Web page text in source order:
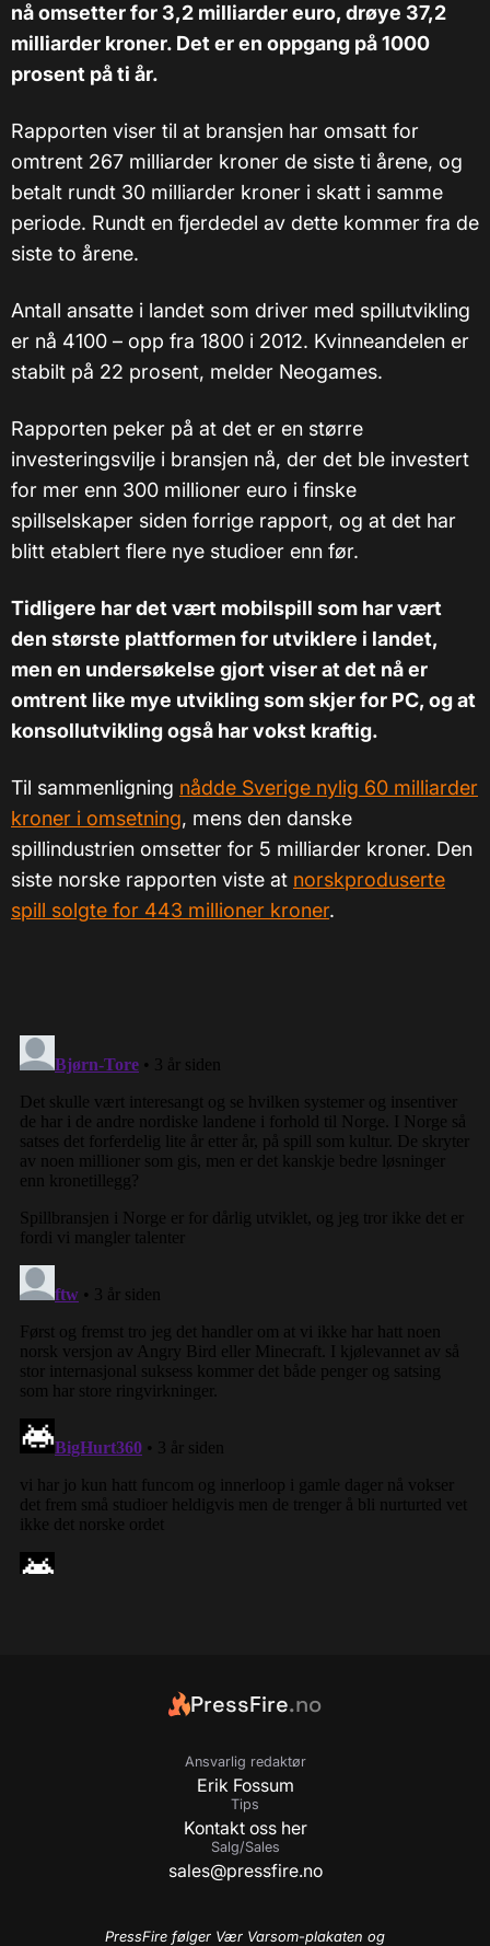
nå omsetter for 3,2 milliarder euro, drøye 37,2
milliarder kroner. Det er en oppgang på 1000
prosent på ti år.
Rapporten viser til at bransjen har omsatt for
omtrent 267 milliarder kroner de siste ti årene, og
betalt rundt 30 milliarder kroner i skatt i samme
periode. Rundt en fjerdedel av dette kommer fra de
siste to årene.
Antall ansatte i landet som driver med spil​lutvikling
er nå 4100 – opp fra 1800 i 2012. Kvinneandelen er
stabilt på 22 prosent, melder Neogames.
Rapporten peker på at det er en større
investeringsvilje i bransjen nå, der det ble investert
for mer enn 300 millioner euro i finske
spillselskaper siden forrige rapport, og at det har
blitt etablert flere nye studioer enn før.
Tidligere har det vært mobilspill som har vært
den største plattformen for utviklere i landet,
men en undersøkelse gjort viser at det nå er
omtrent like mye utvikling som skjer for PC, og at
konsollutvikling også har vokst kraftig.
Til sammenligning nådde Sverige nylig 60 milliarder
kroner i omsetning, mens den danske
spillindustrien omsetter for 5 milliarder kroner. Den
siste norske rapporten viste at norskproduserte
spill solgte for 443 millioner kroner.
PressFire.no
Ansvarlig redaktør
Erik Fossum
Tips
Kontakt oss her
Salg/Sales
sales@pressfire.no
PressFire følger Vær Varsom-plakaten og